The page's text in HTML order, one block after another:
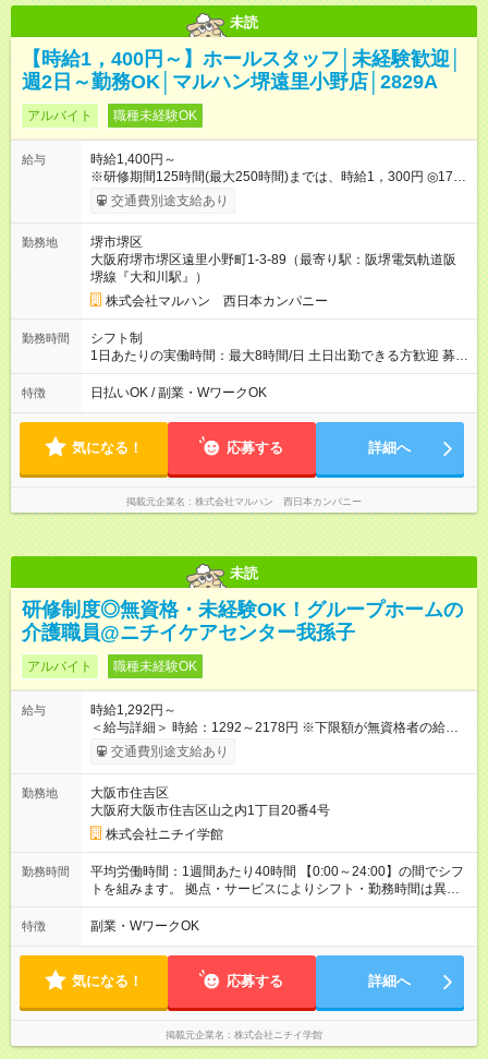
未読
【時給1，400円～】ホールスタッフ│未経験歓迎│
週2日～勤務OK│マルハン堺遠里小野店│2829A
アルバイト 職種未経験OK
給与
時給1,400円～
※研修期間125時間(最大250時間)までは、時給1，300円 ◎17時
以降 時給＋50円UP ◎22時以降 時給25％UP 【試用期間】試用
期間なし
交通費別途支給あり
勤務地
堺市堺区
大阪府堺市堺区遠里小野町1-3-89（最寄り駅：阪堺電気軌道阪
堺線『大和川駅』）
株式会社マルハン 西日本カンパニー
勤務時間
シフト制
1日あたりの実働時間：最大8時間/日 土日出勤できる方歓迎 募集
時間帯：8:10-17:10/15:30-24:30 詳しくは下記お問い合わせ電話
番号へご連絡ください。 0120-314-508(9時～20時土日祝も受
特徴 日払いOK / 副業・WワークOK
気になる！ 応募する 詳細へ
掲載元企業名 株式会社マルハン 西日本カンパニー
未読
研修制度◎無資格・未経験OK！グループホームの
介護職員@ニチイケアセンター我孫子
アルバイト 職種未経験OK
給与
時給1,292円～
＜給与詳細＞ 時給：1292～2178円 ※下限額が無資格者の給与
です。 【試用期間】試用期間あり 試用期間の長さ：3ヶ月 雇用
形態、給与は本採用時と同じです。
交通費別途支給あり
勤務地
大阪市住吉区
大阪府大阪市住吉区山之内1丁目20番4号
株式会社ニチイ学館
勤務時間
平均労働時間：1週間あたり40時間 【0:00～24:00】の間でシフ
トを組みます。 拠点・サービスによりシフト・勤務時間は異な
ります。 ＜シフト例＞ 早番：7:30～16:30 日勤：9:00～18:00
遅番：10:30～19:30 夜勤：16:30～翌9:30 ※上記は一例です。
たり40時間 【0:00～24:00】の間でシフトを組みます。 拠点・
サービスによりシフト・勤務時間は異なります。 ＜シフト例＞
早番：7:30～16:30 日勤：9:00～18:00 遅番：10:30～19:30 夜
勤：16:30～翌9:30 ※上記は一例です。 ※勤務日数や時間帯はご
相談ください。
特徴 副業・WワークOK
気になる！ 応募する 詳細へ
掲載元企業名 株式会社ニチイ学館